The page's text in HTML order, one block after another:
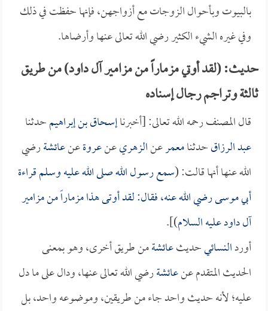
بالبيوت وبأحوال الزوجات مع أزواجهن، فإنها حفظت في ذلك
وفي غيره الشيء الكثير رضي الله تعالى عنها وأرضاها.
حديث: (لقد أوتي مزماراً من مزامير آل داود) من طريق
ثالثة وتراجم رجال إسناده
قال المصنف رحمه الله تعالى: [أخبرناإسحاق بن إبراهيمحدثنا
عبد الرزاقحدثنامعمرعنالزهريعنعروةعنعائشةرضي
الله عنها أنها قالت: (سمع رسول الله صلى الله عليه وسلم قراءة
أبي موسىرضي الله عنه، فقال: لقد أوتى هذا مزماراً من مزامير
آل داود عليه السلام)].
أوردالنسائيحديثعائشةمن طريق أخرى، وهو بمعنى
الحديث المتقدم عنعائشةرضي الله تعالى عنها، ودال على ما دل
عليه؛ لأنه حديث واحد جاء من طريقين، وموضوعه واحد، بل